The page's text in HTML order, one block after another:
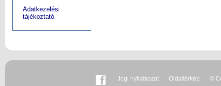
Adatkezelési
tájékoztató
Jogi nyilatkozat Oldaltérkép ©